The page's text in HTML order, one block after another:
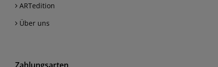
ARTedition
Über uns
Zahlungsarten